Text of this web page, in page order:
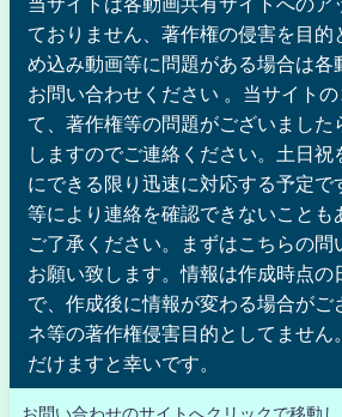
当サイトは各動画共有サイトへのア
ておりません、著作権の侵害を目的
め込み動画等に問題がある場合は各
お問い合わせください 。当サイト
て、著作権等の問題がございました
しますのでご連絡ください。土日祝
にできる限り迅速に対応する予定で
等により連絡を確認できないことも
ご了承ください。まずはこちらの問
お願い致します。情報は作成時点の
で、作成後に情報が変わる場合がご
ネ等の著作権侵害目的としてません
だけますと幸いです。